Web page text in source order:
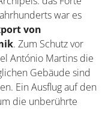
war es
von
. Zum Schutz vor
António Martins die
Gebäude sind
Ein Ausflug auf den
die unberührte